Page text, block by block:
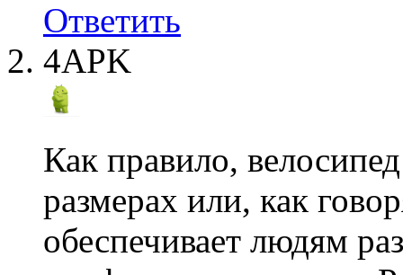
Ответить
4APK
Как правило,
размерах или, как
обеспечивает людям